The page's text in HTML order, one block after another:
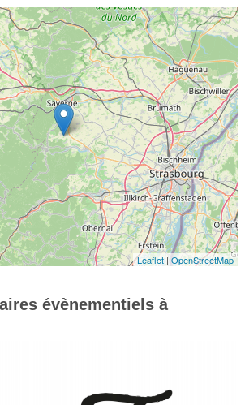
Leaflet |OpenStreetMap
évènementiels à